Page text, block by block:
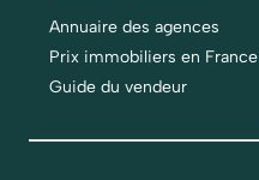
Annuaire des agences
Prix immobiliers en France
Guide du vendeur